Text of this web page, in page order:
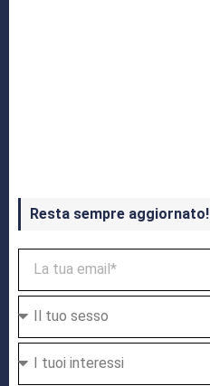
Resta sempre aggiornato!